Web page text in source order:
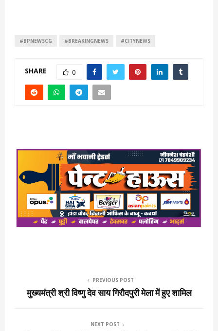
#BPNEWSCG #BREAKINGNEWS #CITYNEWS
SHARE 0
PREVIOUS POST
मुख्यमंत्री श्री विष्णु देव साय गिरौदपुरी मेला में हुए शामिल
NEXT POST